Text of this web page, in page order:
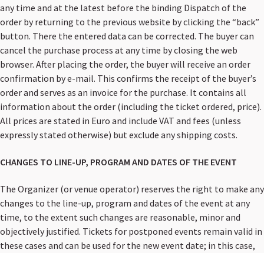
any time and at the latest before the binding Dispatch of the
order by returning to the previous website by clicking the “back”
button. There the entered data can be corrected. The buyer can
cancel the purchase process at any time by closing the web
browser. After placing the order, the buyer will receive an order
confirmation by e-mail. This confirms the receipt of the buyer’s
order and serves as an invoice for the purchase. It contains all
information about the order (including the ticket ordered, price).
All prices are stated in Euro and include VAT and fees (unless
expressly stated otherwise) but exclude any shipping costs.
CHANGES TO LINE-UP, PROGRAM AND DATES OF THE EVENT
The Organizer (or venue operator) reserves the right to make any
changes to the line-up, program and dates of the event at any
time, to the extent such changes are reasonable, minor and
objectively justified. Tickets for postponed events remain valid in
these cases and can be used for the new event date; in this case,